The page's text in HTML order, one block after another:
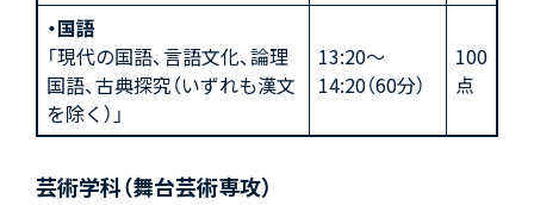
・国語
「現代の国語、言語文化、論理
国語、古典探究（いずれも漢文
を除く）」
13:20～
14:20（60分）
100
点
芸術学科（舞台芸術専攻）